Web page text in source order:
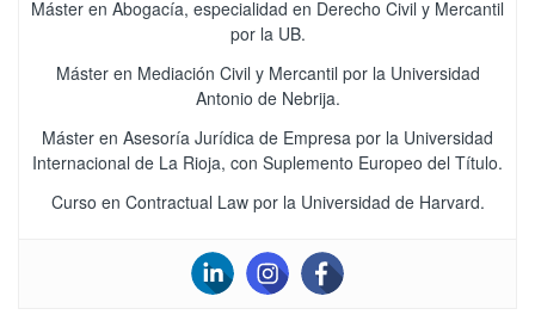
Máster en Abogacía, especialidad en Derecho Civil y Mercantil
por la UB.
Máster en Mediación Civil y Mercantil por la Universidad
Antonio de Nebrija.
Máster en Asesoría Jurídica de Empresa por la Universidad
Internacional de La Rioja, con Suplemento Europeo del Título.
Curso en Contractual Law por la Universidad de Harvard.